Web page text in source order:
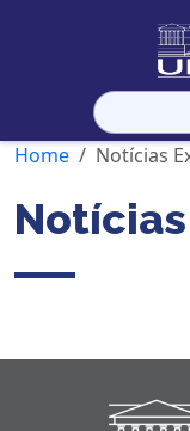
Pesquisar
por:
Home
Notícias